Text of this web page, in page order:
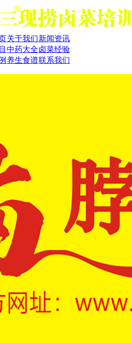
关于我们新闻资讯
中药大全卤菜经验
养生食谱联系我们